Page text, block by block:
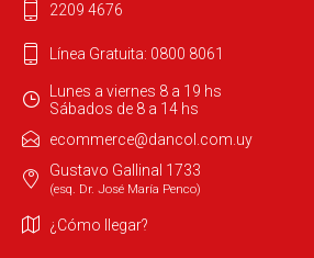
2209 4676
Línea Gratuita: 0800 8061
Lunes a viernes 8 a 19 hs
Sábados de 8 a 14 hs
ecommerce@dancol.com.uy
Gustavo Gallinal 1733
(esq. Dr. José María Penco)
¿Cómo llegar?